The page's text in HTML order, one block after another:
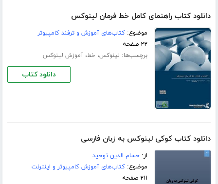
دانلود کتاب راهنمای کامل خط فرمان لینوکس
موضوع:کتاب‌های آموزش و ترفند کامپیوتر
۲۲ صفحه
برچسب‌ها: لینوکس، خط،آموزش لینوکس
دانلود کتاب
دانلود کتاب کوکی لینوکس به زبان فارسی
از:حسام الدین توحید
موضوع:کتاب‌های آموزش کامپیوتر و اینترنت
۲۱۱ صفحه